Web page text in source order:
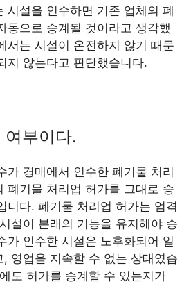
시설을 인수하면 기존 업체의 폐
동으로 승계될 것이라고 생각했
서는 시설이 온전하지 않기 때문
지 않는다고 판단했습니다.
부이다.
가 경매에서 인수한 폐기물 처리
폐기물 처리업 허가를 그대로 승
니다. 폐기물 처리업 허가는 엄격
설이 본래의 기능을 유지해야 승
가 인수한 시설은 노후화되어 일
영업을 지속할 수 없는 상태였습
도 허가를 승계할 수 있는지가